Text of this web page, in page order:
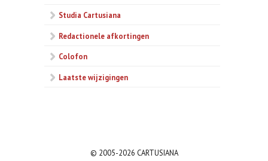
Studia Cartusiana
Redactionele afkortingen
Colofon
Laatste wijzigingen
© 2005-2026 CARTUSIANA